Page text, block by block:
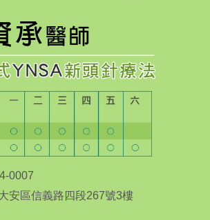
0007
安區信義路四段267號3樓